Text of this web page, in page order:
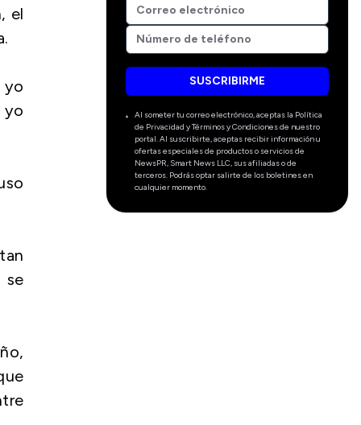
el
yo
yo
se
SUSCRIBIRME
Al someter tu correo electrónico, aceptas la Política
de Privacidad y Términos y Condiciones de nuestro
portal. Al suscribirte, aceptas recibir información u
ofertas especiales de productos o servicios de
NewsPR, Smart News LLC, sus afiliadas o de
terceros. Podrás optar salirte de los boletines en
cualquier momento.